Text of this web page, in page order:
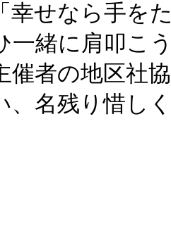
幸せなら手を
一緒に肩叩こ
催者の地区社
、名残り惜し